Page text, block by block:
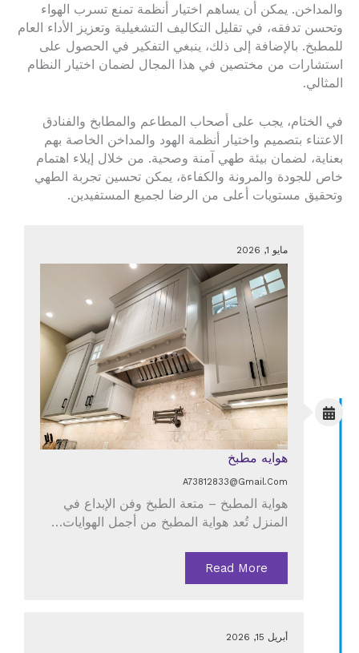
والمداخن. يمكن أن يساهم اختيار أنظمة تمنع تسرب الهواء
وتحسن تدفقه، في تقليل التكاليف التشغيلية وتعزيز الأداء العام
للمطبخ. بالإضافة إلى ذلك، ينبغي التفكير في الحصول على
استشارات من مختصين في هذا المجال لضمان اختيار النظام
المثالي.
في الختام، يجب على أصحاب المطاعم والمطابخ والفنادق
الاعتناء بتصميم واختيار أنظمة الهود والمداخن الخاصة بهم
بعناية، لضمان بيئة طهي آمنة وصحية. من خلال إيلاء اهتمام
خاص للجودة والمرونة والكفاءة، يمكن تحسين تجربة الطهي
وتحقيق مستويات أعلى من الرضا لجميع المستفيدين.
مايو 1, 2026
هوايه مطبخ
A73812833@gmail.com
هواية المطبخ – متعة الطبخ وفن الإبداع في
المنزل تُعد هواية المطبخ من أجمل الهوايات…
Read More
أبريل 15, 2026